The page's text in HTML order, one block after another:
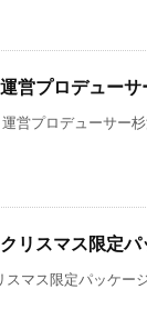
営プロデュー
運営プロデューサー
リスマス限定パ
スマス限定パッケー